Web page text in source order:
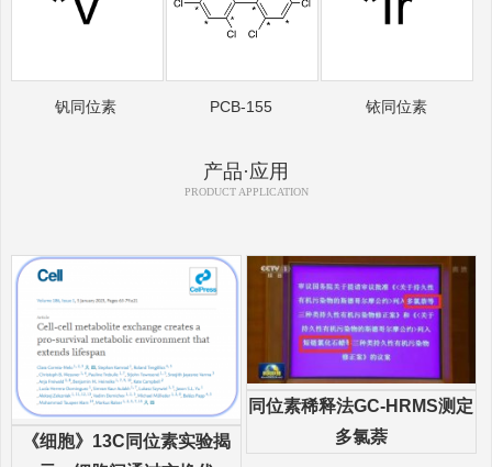
钒同位素 PCB-155 铱同位素
产品·应用
PRODUCT APPLICATION
《细胞》13C同位素实验揭
同位素稀释法GC-HRMS测定
多氯萘